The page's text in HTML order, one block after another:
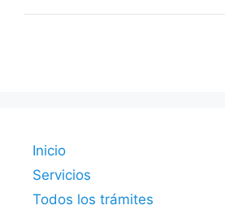
Inicio
Servicios
Todos los trámites